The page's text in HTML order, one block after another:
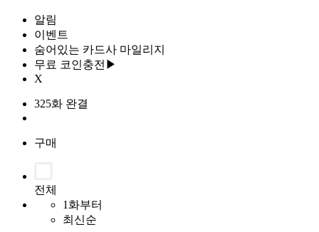
알림
이벤트
숨어있는 카드사 마일리지
무료 코인충전▶
X
325화 완결
구매
전체
1화부터
최신순